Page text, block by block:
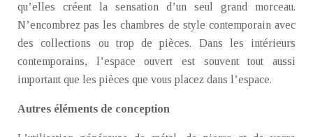
qu’elles créent la sensation d’un seul grand morceau.
N’encombrez pas les chambres de style contemporain avec
des collections ou trop de pièces. Dans les intérieurs
contemporains, l’espace ouvert est souvent tout aussi
important que les pièces que vous placez dans l’espace.
Autres éléments de conception